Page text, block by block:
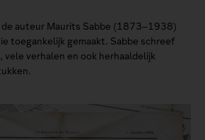
de auteur Maurits Sabbe (1873–1938)
toegankelijk gemaakt. Sabbe schreef
vele verhalen en ook herhaaldelijk